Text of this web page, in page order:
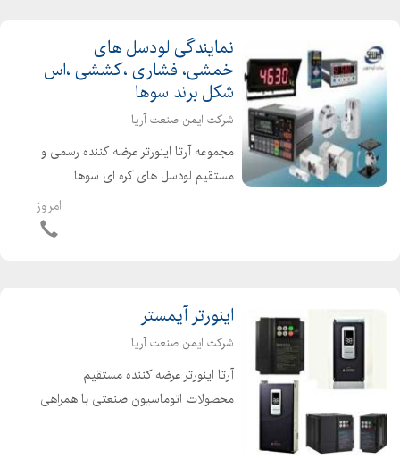
نمایندگی لودسل های
خمشی، فشاری ،کششی ،اس
شکل برند سوها
شرکت ایمن صنعت آریا
مجموعه آرتا اینورتر عرضه کننده رسمی و
مستقیم لودسل های کره ای سوها
SEWHA انوع لودسل با وزن های مختلف
برای کاربردهای متفاون ( کششی فشاری -
امروز
اینورتر آیمستر
شرکت ایمن صنعت آریا
آرتا اینورتر عرضه کننده مستقیم
محصولات اتوماسیون صنعتی با همراهی